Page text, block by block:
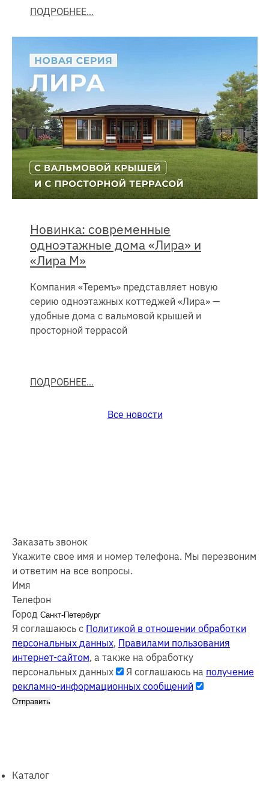
ПОДРОБНЕЕ
Новинка: современные
одноэтажные дома «Лира» и
«Лира М»
Компания «Теремъ» представляет новую
серию одноэтажных коттеджей «Лира» —
удобные дома с вальмовой крышей и
просторной террасой
ПОДРОБНЕЕ
Все новости
Заказать звонок
Укажите свое имя и номер телефона. Мы перезвоним
и ответим на все вопросы.
Имя
Телефон
Город
Я соглашаюсь с Политикой в отношении обработки
персональных данных, Правилами пользования
интернет-сайтом, а также на обработку
персональных данных
Я соглашаюсь на получение
рекламно-информационных сообщений
Отправить
Каталог